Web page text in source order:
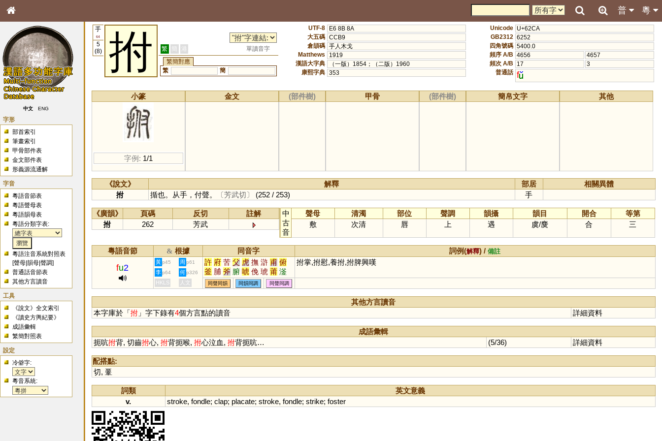
粵
普
中文 ENG
字形
部首索引
筆畫索引
甲骨部件表
金文部件表
形義源流通解
字音
粵語音節表
粵語聲母表
粵語韻母表
粵語分類字表:
粵語注音系統對照表
[聲母 |韻母 |聲調]
普通話音節表
其他方言讀音
工具
《說文》全文索引
《讀史方輿紀要》
成語彙輯
繁簡對照表
設定
冷僻字:
粵音系統:
手
64
5
(8)
拊 繁 簡 港
單讀音字
繁簡對應
繁
簡
UTF-8
E6 8B 8A
大五碼 CCB9
倉頡碼 手人木戈
Matthews
1919
漢語大字典
（一版）1854；（二版）1960
康熙字典 353
Unicode U+62CA
GB2312 6252
四角號碼 5400.0
頻序 A/B 4656
4657
頻次 A/B
17
3
普通話 f
小篆
字例: 1/1
金文 (部件樹) 甲骨 (部件樹) 簡帛文字 其他
《說文》 解釋 部居
相關異體
拊
揗也。从手，付聲。 〔芳武切〕 (252 / 253) 手
《廣韻》 頁碼 反切
註解
拊
262 芳武
中
古
音
聲母 清濁 部位 聲調 韻攝 韻目 開合
等第
敷
次清 唇 上 遇 虞/麌 合 三
粵語音節 & 根據 同音字 詞例(解釋) /備註
fu2
黃 p45 周 p61 許 府 苦 父 虎 撫 滸 甫 俯
釜 脯 斧 腑 唬 俛 琥 莆 滏
楛 黼 簠 頫 弣 蚥 暊 殕 汻
柎 嘸 蜅 軵 郙
拊掌,拊慰,養拊,拊脾興嘆
李 p64 何 p326
HKLS 人文 同聲同韻 同韻同調 同聲同調
其他方言讀音
本字庫於「拊」字下錄有4個方言點的讀音 詳細資料
成語彙輯
扼吭拊背, 切齒拊心, 拊背扼喉, 拊心泣血, 拊背扼吭… (5/36) 詳細資料
配搭點:
切, 鞷
詞類
英文意義
v.
stroke, fondle; clap; placate; stroke, fondle; strike; foster